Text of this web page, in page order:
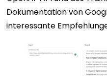
Dokumentation von
interessante